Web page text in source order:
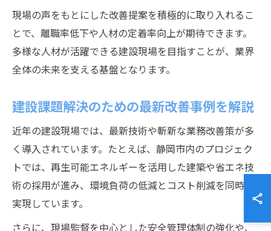
現場の声をもとにした改善提案を積極的に取り入れるこ
とで、離職率低下や人材の定着率向上が期待できます。
多様な人材が活躍できる建設現場を目指すことが、業界
全体の未来を支える基盤となります。
建設課題解決のための最新改善事例を解説
近年の建設現場では、最新技術や斬新な業務改善策が多
く導入されています。たとえば、静岡市内のプロジェク
トでは、再生可能エネルギーを活用した建築や省エネ技
術の採用が進み、環境負荷の低減とコスト削減を同時に
実現しています。
さらに、現場監督を中心とした安全管理体制の強化や、